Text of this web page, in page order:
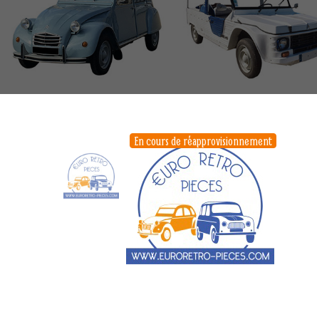
En cours de réapprovisionnement